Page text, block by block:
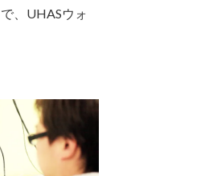
、UHASウォ